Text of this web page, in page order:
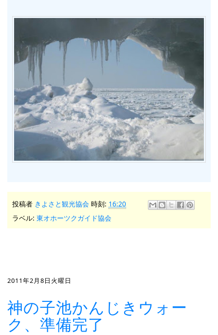
投稿者 きよさと観光協会 時刻: 16:20
ラベル: 東オホーツクガイド協会
2011年2月8日火曜日
神の子池かんじきウォー
ク、準備完了